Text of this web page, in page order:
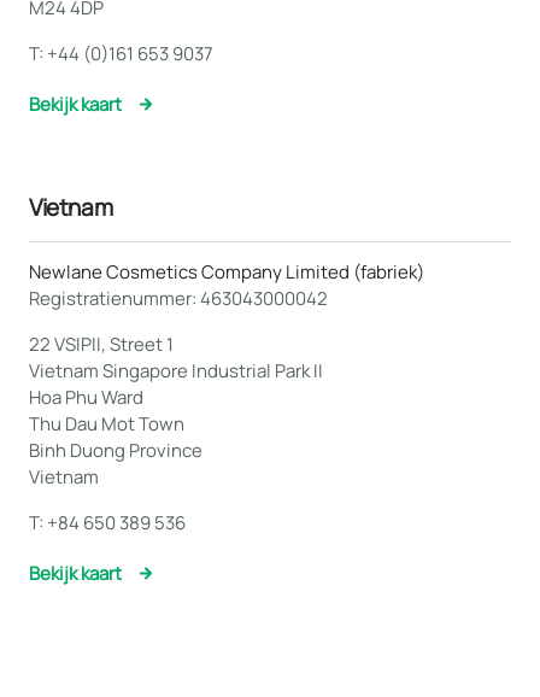
M24 4DP
T: +44 (0)161 653 9037
Bekijk kaart
Vietnam
Newlane Cosmetics Company Limited (fabriek)
Registratienummer: 463043000042
22 VSIPII, Street 1
Vietnam Singapore Industrial Park II
Hoa Phu Ward
Thu Dau Mot Town
Binh Duong Province
Vietnam
T: +84 650 389 536
Bekijk kaart